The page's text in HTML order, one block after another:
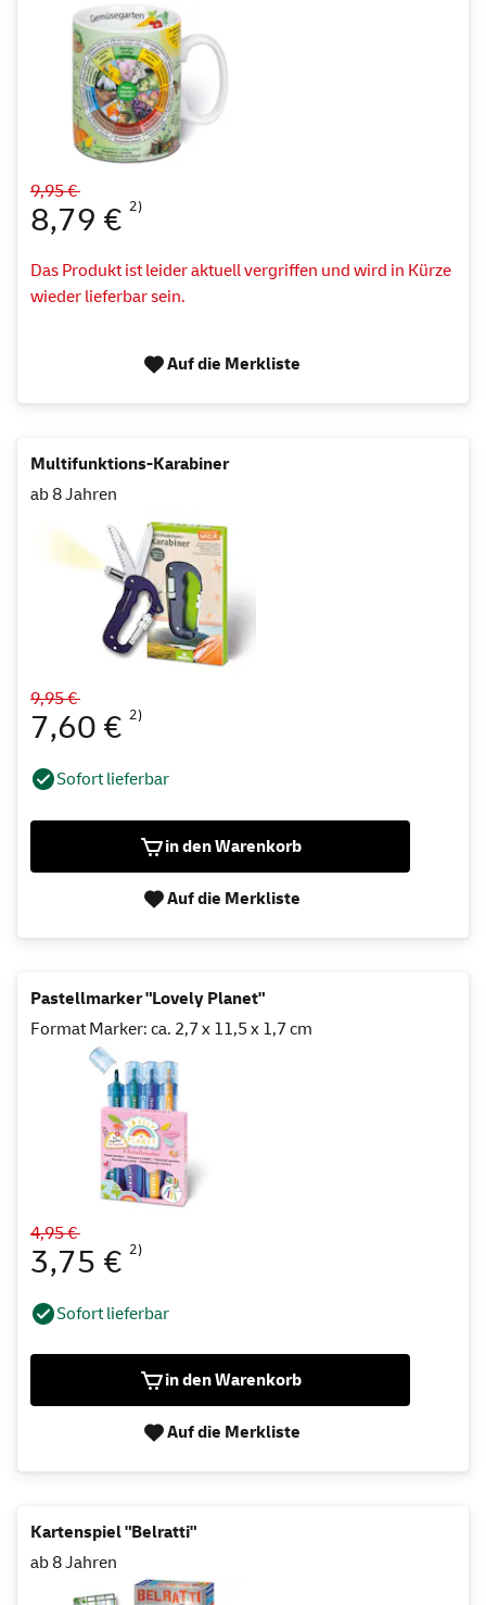
9,95 €
8,79 € 2)
Das Produkt ist leider aktuell vergriffen und wird in Kürze
wieder lieferbar sein.
Auf die Merkliste
Multifunktions-Karabiner
ab 8 Jahren
9,95 €
7,60 € 2)
Sofort lieferbar
in den Warenkorb
Auf die Merkliste
Pastellmarker "Lovely Planet"
Format Marker: ca. 2,7 x 11,5 x 1,7 cm
4,95 €
3,75 € 2)
Sofort lieferbar
in den Warenkorb
Auf die Merkliste
Kartenspiel "Belratti"
ab 8 Jahren